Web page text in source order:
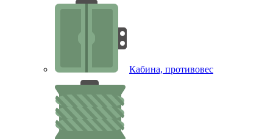
Кабина, противовес